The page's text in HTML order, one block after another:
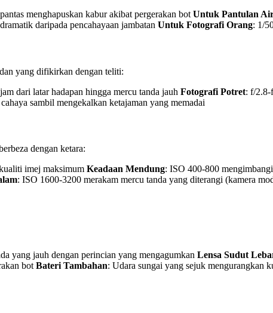
menghapuskan kabur akibat pergerakan bot Untuk Pantulan
daripada pencahayaan jambatan Untuk Fotografi Orang: 1/
yang difikirkan dengan teliti:
dari latar hadapan hingga mercu tanda jauh Fotografi Potret: f/2.8-
sambil mengekalkan ketajaman yang memadai
dengan ketara:
imej maksimum Keadaan Mendung: ISO 400-800
: ISO 1600-3200 merakam mercu tanda yang diterangi (kamera
yang jauh dengan perincian yang mengagumkan Lensa Sudut
bot Bateri Tambahan: Udara sungai yang sejuk mengurangkan